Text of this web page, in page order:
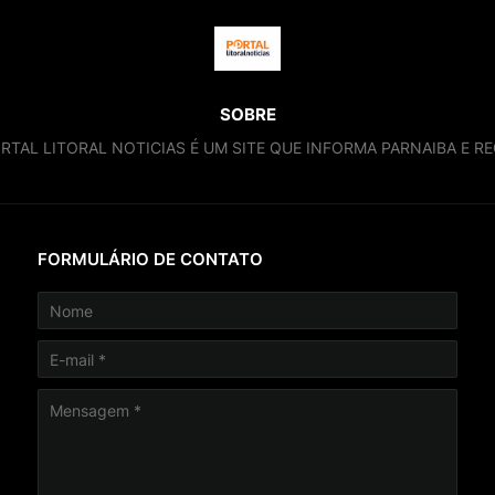
SOBRE
LITORAL NOTICIAS É UM SITE QUE INFORMA PARNAIBA E
FORMULÁRIO DE CONTATO